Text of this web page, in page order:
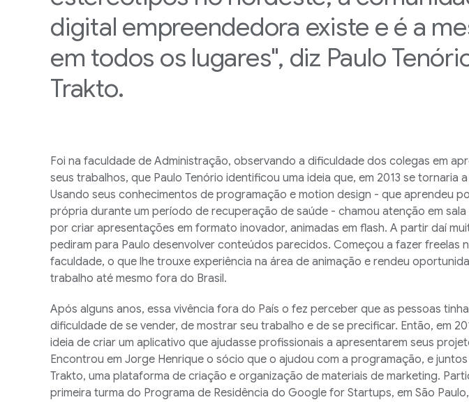
digital empreendedora existe e é a
em todos os lugares", diz Paulo
Trakto.
Foi na faculdade de Administração, observando a dificuldade dos colegas em
seus trabalhos, que Paulo Tenório identificou uma ideia que, em 2013 se tornaria
Usando seus conhecimentos de programação e motion design - que aprendeu
própria durante um período de recuperação de saúde - chamou atenção em sala
por criar apresentações em formato inovador, animadas em flash. A partir daí
pediram para Paulo desenvolver conteúdos parecidos. Começou a fazer freelas
faculdade, o que lhe trouxe experiência na área de animação e rendeu
trabalho até mesmo fora do Brasil.
Após alguns anos, essa vivência fora do País o fez perceber que as pessoas
dificuldade de se vender, de mostrar seu trabalho e de se precificar. Então, em
ideia de criar um aplicativo que ajudasse profissionais a apresentarem seus
Encontrou em Jorge Henrique o sócio que o ajudou com a programação, e
Trakto, uma plataforma de criação e organização de materiais de marketing.
primeira turma do Programa de Residência do Google for Startups, em São